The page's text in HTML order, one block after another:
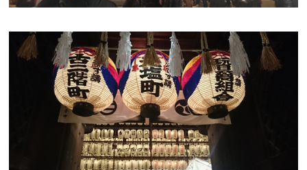
耐震性能+制震性能
断熱・気密性能と快適性
長期優良住宅